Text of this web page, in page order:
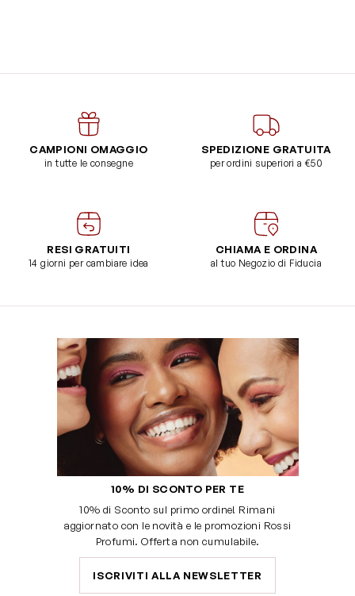
CAMPIONI OMAGGIO
in tutte le consegne
SPEDIZIONE GRATUITA
per ordini superiori a €50
RESI GRATUITI
14 giorni per cambiare idea
CHIAMA E ORDINA
al tuo Negozio di Fiducia
10% DI SCONTO PER TE
10% di Sconto sul primo ordine! Rimani
aggiornato con le novità e le promozioni Rossi
Profumi. Offerta non cumulabile.
ISCRIVITI ALLA NEWSLETTER